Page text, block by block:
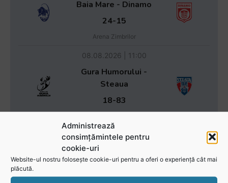
Administrează
consimțămintele pentru
cookie-uri
Website-ul nostru folosește cookie-uri pentru a oferi o experiență cât mai
plăcută.
Baia Mare - Dinamo
24-15
Arena Zimbrilor
08.08.2026 | 11:00
Gura Humorului -
Steaua
18-83
29.08.2026 | 0:
U Elbi Cluj - Rapid